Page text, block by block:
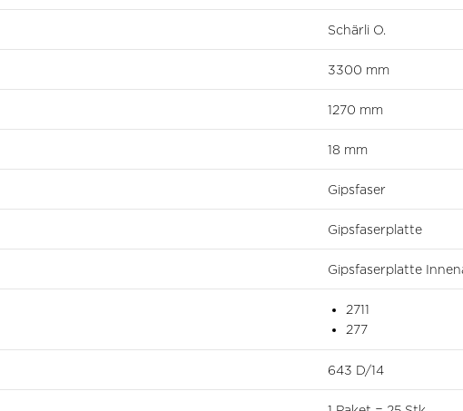
Schärli O.
3300 mm
1270 mm
18 mm
Gipsfaser
Gipsfaserplatte
Gipsfaserplatte
2711
277
643 D/14